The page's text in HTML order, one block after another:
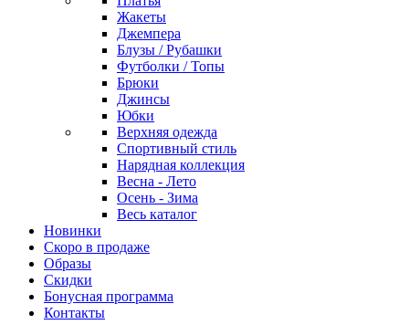
Жакеты
Джемпера
Блузы / Рубашки
Футболки / Топы
Брюки
Джинсы
Юбки
Верхняя одежда
Спортивный стиль
Нарядная коллекция
Весна - Лето
Осень - Зима
Весь каталог
Новинки
Скоро в продаже
Образы
Скидки
Бонусная программа
Контакты